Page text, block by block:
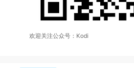
欢迎关注公众号：Kodi